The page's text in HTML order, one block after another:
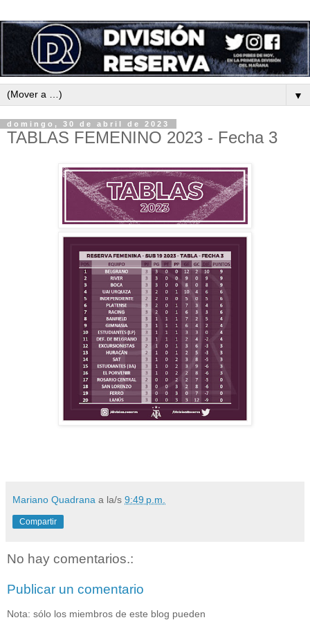
▼
domingo, 30 de abril de 2023
TABLAS FEMENINO 2023 - Fecha 3
Mariano Quadrana a la/s 9:49 p.m.
Compartir
No hay comentarios.:
Publicar un comentario
Nota: sólo los miembros de este blog pueden